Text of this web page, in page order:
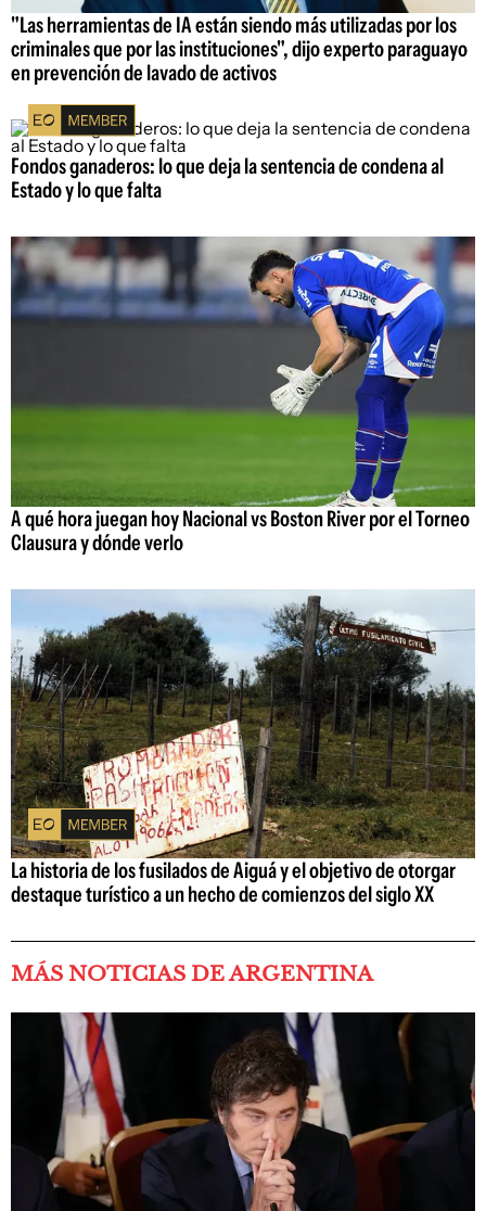
"Las herramientas de IA están siendo más utilizadas por los
criminales que por las instituciones", dijo experto paraguayo
en prevención de lavado de activos
Fondos ganaderos: lo que deja la sentencia de condena al
Estado y lo que falta
A qué hora juegan hoy Nacional vs Boston River por el Torneo
Clausura y dónde verlo
La historia de los fusilados de Aiguá y el objetivo de otorgar
destaque turístico a un hecho de comienzos del siglo XX
MÁS NOTICIAS DE ARGENTINA